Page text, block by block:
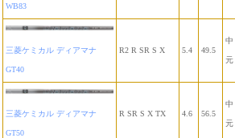
WB83
三菱ケミカル ディアマナ
GT40
R2 R SR S X 5.4 49.5
中
元
三菱ケミカル ディアマナ
GT50
R SR S X TX 4.6 56.5
中
元